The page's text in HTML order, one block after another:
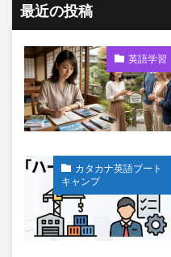
最近の投稿
英語学習
カタカナ英語ブート
キャンプ